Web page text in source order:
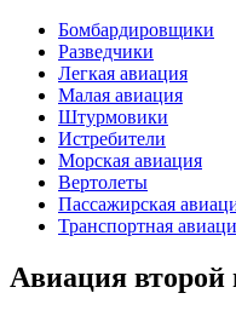
Бомбардировщики
Разведчики
Легкая авиация
Малая авиация
Штурмовики
Истребители
Морская авиация
Вертолеты
Пассажирская
Транспортная
Авиация